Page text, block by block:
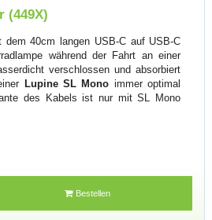
(449X)
dem 40cm langen USB-C auf USB-C
während der Fahrt an einer
verschlossen und absorbiert
Lupine SL Mono immer optimal
des Kabels ist nur mit SL Mono
Bestellen